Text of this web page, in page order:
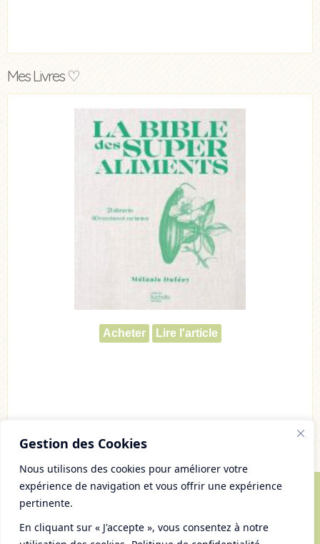
Gestion des Cookies
Nous utilisons des cookies pour améliorer votre
expérience de navigation et vous offrir une expérience
pertinente.
En cliquant sur « J'accepte », vous consentez à notre
Mes Livres ♡
Acheter Lire l'article
Tous droits réservés
Mentions Légales et gestion des cookies